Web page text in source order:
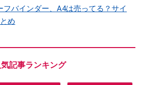
フバインダー、A4は売ってる？サイ
め